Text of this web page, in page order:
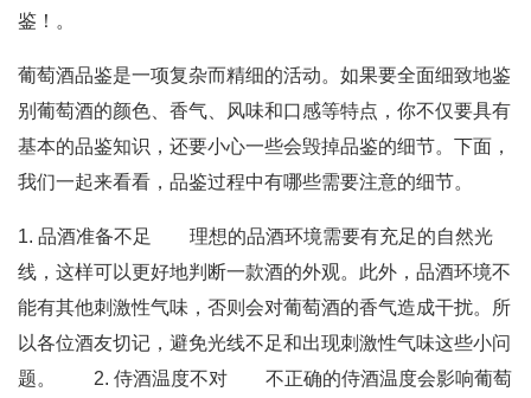
鉴！。
葡萄酒品鉴是一项复杂而精细的活动。如果要全面细致地鉴
别葡萄酒的颜色、香气、风味和口感等特点，你不仅要具有
基本的品鉴知识，还要小心一些会毁掉品鉴的细节。下面，
我们一起来看看，品鉴过程中有哪些需要注意的细节。
1. 品酒准备不足 理想的品酒环境需要有充足的自然光
线，这样可以更好地判断一款酒的外观。此外，品酒环境不
能有其他刺激性气味，否则会对葡萄酒的香气造成干扰。所
以各位酒友切记，避免光线不足和出现刺激性气味这些小问
题。 2. 侍酒温度不对 不正确的侍酒温度会影响葡萄